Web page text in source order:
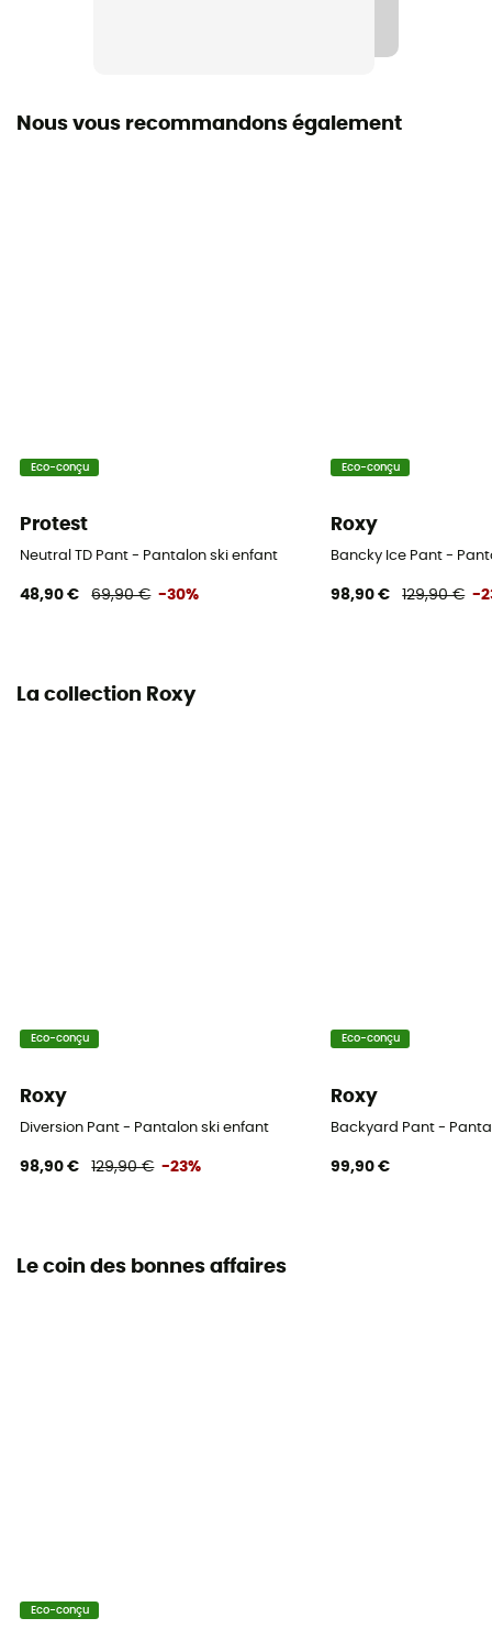
Isolation
Matières
100 % Polyester recyclé
Nous vous recommandons également
Eco-conçu
Protest
Neutral TD Pant - Pantalon ski enfant
48,90 € 69,90 € -30%
Eco-conçu
Roxy
Bancky Ice Pant -
98,90 € 129,90 € -
La collection Roxy
Eco-conçu
Roxy
Diversion Pant - Pantalon ski enfant
98,90 € 129,90 € -23%
Eco-conçu
Roxy
Backyard Pant -
99,90 €
Le coin des bonnes affaires
Eco-conçu